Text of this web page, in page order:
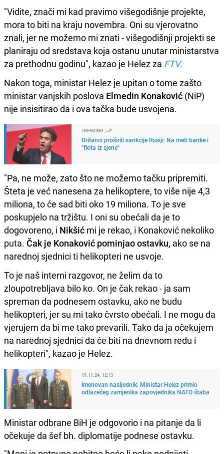
"Vidite, znači mi kad pravimo višegodišnje projekte,
mora to biti na kraju novembra. Oni su vjerovatno
znali, jer ne možemo mi znati - višegodišnji projekti se
planiraju od sredstava koja ostanu unutar ministarstva
za prethodnu godinu", kazao je Helez za FTV.
Nakon toga, ministar Helez je upitan o tome zašto
ministar vanjskih poslova Elmedin Konaković (NiP)
nije insisitirao da i ova tačka bude usvojena.
TRENDING
Britanci proširili sankcije Rusiji: Na meti banke i
"flota iz sjene"
"Pa, ne može, zato što ne možemo tačku pripremiti.
Šteta je već nanesena za helikoptere, to više nije 4,3
miliona, to će sad biti oko 19 miliona. To je sve
poskupjelo na tržištu. I oni su obećali da je to
dogovoreno, i Nikšić mi je rekao, i Konaković nekoliko
puta. Čak je Konaković pominjao ostavku, ako se na
narednoj sjednici ti helikopteri ne usvoje.
To je naš interni razgovor, ne želim da to
zloupotrebljava bilo ko. On je čak rekao - ja sam
spreman da podnesem ostavku, ako ne budu
helikopteri, jer su mi tako čvrsto obećali. I ne mogu da
vjerujem da bi me tako prevarili. Tako da ja očekujem
na narednoj sjednici da će biti na dnevnom redu i
helikopteri", kazao je Helez.
19.11.24. 12:13
Imenovan nasljednik: Ministar Helez primio
odlazećeg zamjenika zapovjednika NATO štaba
Ministar odbrane BiH je odgovorio i na pitanje da li
očekuje da šef bh. diplomatije podnese ostavku.